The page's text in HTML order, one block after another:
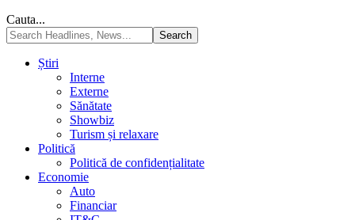
Cauta...
Știri
Interne
Externe
Sănătate
Showbiz
Turism și relaxare
Politică
Politică de confidențialitate
Economie
Auto
Financiar